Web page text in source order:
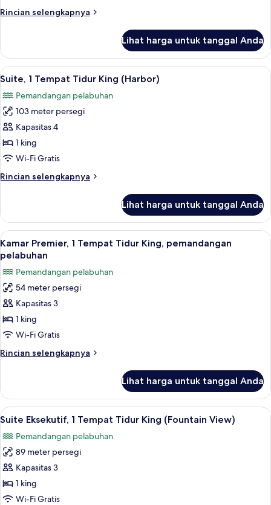
King
Rincian selengkapnya
Rincian
Suite,
Tempat
King
(Lighthouse)
Lihat harga untuk tanggal Anda
Lihat
semua
foto
untuk
Suite,
1
Tempat
King
Seprai antialergi, selimut bulu angsa,
6
Suite, 1 Tempat Tidur King (Harbor)
Pemandangan pelabuhan
103 meter persegi
Kapasitas 4
1 king
Wi-Fi Gratis
Rincian selengkapnya
Rincian
Suite,
Tempat
Tidur
King
(Harbor)
Lihat harga untuk tanggal Anda
Lihat
semua
foto
untuk
Kamar
Premier,
1
Tempat
Tidur
King,
pelabuhan
Kamar Premier, 1 Tempat Tidur
4
Kamar Premier, 1 Tempat Tidur King, pemandangan
pelabuhan
Pemandangan pelabuhan
54 meter persegi
Kapasitas 3
1 king
Wi-Fi Gratis
Rincian selengkapnya
Rincian
Kamar
Premier,
1
Tidur
King,
pelabuhan
Lihat harga untuk tanggal Anda
Lihat
semua
foto
untuk
Suite
Eksekutif,
1
Seprai antialergi, selimut bulu angsa,
4
Suite Eksekutif, 1 Tempat Tidur King (Fountain View)
Pemandangan pelabuhan
89 meter persegi
Kapasitas 3
1 king
Wi-Fi Gratis